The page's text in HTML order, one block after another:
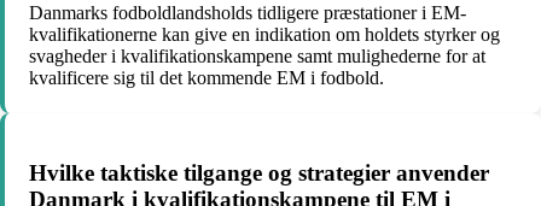
Danmarks fodboldlandsholds tidligere præstationer i EM-
kvalifikationerne kan give en indikation om holdets styrker og
svagheder i kvalifikationskampene samt mulighederne for at
kvalificere sig til det kommende EM i fodbold.
Hvilke taktiske tilgange og strategier anvender
Danmark i kvalifikationskampene til EM i